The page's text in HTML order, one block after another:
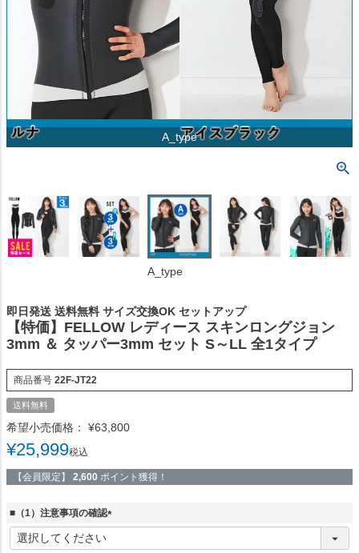
A_type
A_type
即日発送 送料無料 サイズ交換OK セットアップ
【特価】FELLOW レディース スキンロングジョン
3mm ＆ タッパー3mm セット S～LL 全1タイプ
商品番号 22F-JT22
送料無料
希望小売価格： ¥63,800
¥25,999税込
【会員限定】 2,600 ポイント獲得！
■（1）注意事項の確認
(